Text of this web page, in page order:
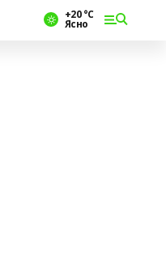
+20 °С
Ясно